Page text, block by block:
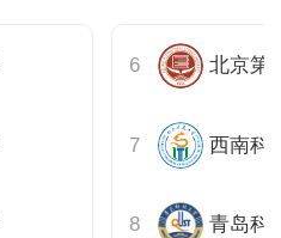
西南科
青岛科